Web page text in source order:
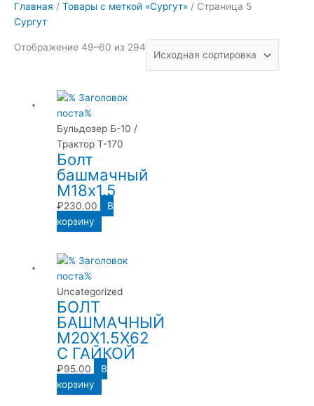
Главная / Товары с меткой «Сургут» / Страница 5
Сургут
Отображение 49–60 из 294
Бульдозер Б-10 /
Трактор Т-170
Болт
башмачный
М18х1.5
₽230.00
В
корзину
Uncategorized
БОЛТ
БАШМАЧНЫЙ
М20Х1.5Х62
С ГАЙКОЙ
₽95.00
В
корзину